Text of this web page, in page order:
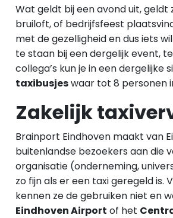
Wat geldt bij een avond uit,
bruiloft, of bedrijfsfeest
met de gezelligheid en dus iets
te staan bij een dergelijk event,
collega’s kun je in een dergelijke
taxibusjeswaar tot 8 personen
Zakelijk
Brainport Eindhoven maakt van
buitenlandse bezoekers aan die
organisatie (onderneming,
zo fijn als er een taxi geregeld is.
kennen ze de gebruiken niet en
Eindhoven Airport of het